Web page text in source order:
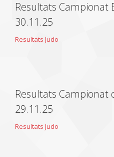
Resultats Campionat
30.11.25
Resultats Judo
Resultats Campionat
29.11.25
Resultats Judo